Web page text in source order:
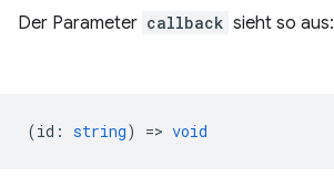
Der Parameter callback sieht so aus:
(id : string) => void